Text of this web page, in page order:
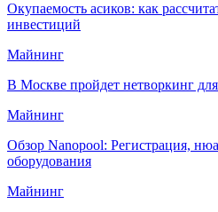
Окупаемость асиков: как
инвестиций
Майнинг
В Москве пройдет нетворкинг
Майнинг
Обзор Nanopool: Регистрация,
оборудования
Майнинг